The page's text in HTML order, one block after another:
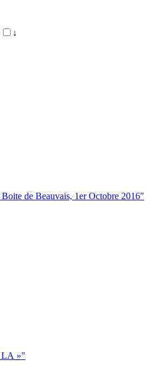
↓
de Beauvais, 1er Octobre 2016"
LA »"